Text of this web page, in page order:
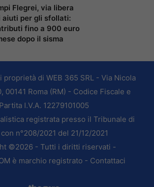
Flegrei, via libera
aiuti per gli sfollati:
fino a 900 euro
dopo il sisma
proprietà di WEB 365 SRL - Via Nicola
00141 Roma (RM) - Codice Fiscale e
Partita I.V.A. 12279101005
registrata presso il Tribunale di
n°208/2021 del 21/12/2021
©2026 - Tutti i diritti riservati -
è marchio registrato - Contattaci